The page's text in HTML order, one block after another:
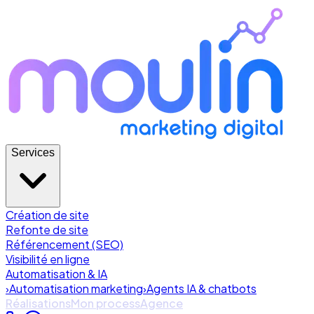
Services
Création de site
Refonte de site
Référencement (SEO)
Visibilité en ligne
Automatisation & IA
›Automatisation marketing›Agents IA & chatbots
RéalisationsMon processAgence